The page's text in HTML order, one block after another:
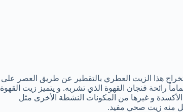
هذا الزيت العطري بالتقطير عن طريق العصر على
رائحة فنجان القهوة الذي تشربه. و يتميز زيت القهوة
و غيرها من المكونات النشطة الأخرى مثل
منه زيت صحي مفيد.